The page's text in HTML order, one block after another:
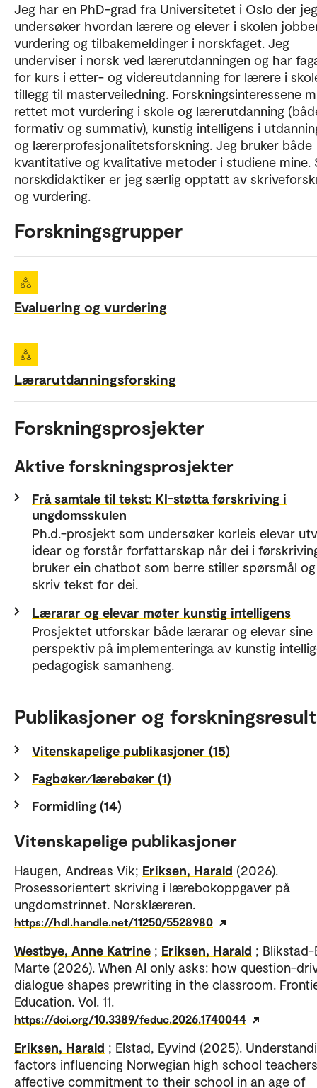
Jeg har en PhD-grad fra Universitetet i Oslo der jeg
undersøker hvordan lærere og elever i skolen
vurdering og tilbakemeldinger i norskfaget. Jeg
underviser i norsk ved lærerutdanningen og har
for kurs i etter- og videreutdanning for lærere i
tillegg til masterveiledning. Forskningsinteressene
rettet mot vurdering i skole og lærerutdanning
formativ og summativ), kunstig intelligens i
og lærerprofesjonalitetsforskning. Jeg bruker både
kvantitative og kvalitative metoder i studiene mine.
norskdidaktiker er jeg særlig opptatt av
og vurdering.
Forskningsgrupper
Evaluering og vurdering
Lærarutdanningsforsking
Forskningsprosjekter
Aktive forskningsprosjekter
Frå samtale til tekst: KI-støtta førskriving i
ungdomsskulen
Ph.d.-prosjekt som undersøker korleis elevar
idear og forstår forfattarskap når dei i
bruker ein chatbot som berre stiller spørsmål
skriv tekst for dei.
Lærarar og elevar møter kunstig intelligens
Prosjektet utforskar både lærarar og elevar sine
perspektiv på implementeringa av kunstig
pedagogisk samanheng.
Publikasjoner og
Vitenskapelige publikasjoner (15)
Fagbøker⁄lærebøker (1)
Formidling (14)
Vitenskapelige publikasjoner
Haugen, Andreas Vik; Eriksen, Harald (2026).
Prosessorientert skriving i lærebokoppgaver på
ungdomstrinnet. Norsklæreren.
https://hdl.handle.net/11250/5528980
Westbye, Anne Katrine ; Eriksen, Harald ; Blikstad-
Marte (2026). When AI only asks: how question-
dialogue shapes prewriting in the classroom.
Education. Vol. 11.
https://doi.org/10.3389/feduc.2026.1740044
Eriksen, Harald ; Elstad, Eyvind (2025).
factors influencing Norwegian high school
affective commitment to their school in an age of